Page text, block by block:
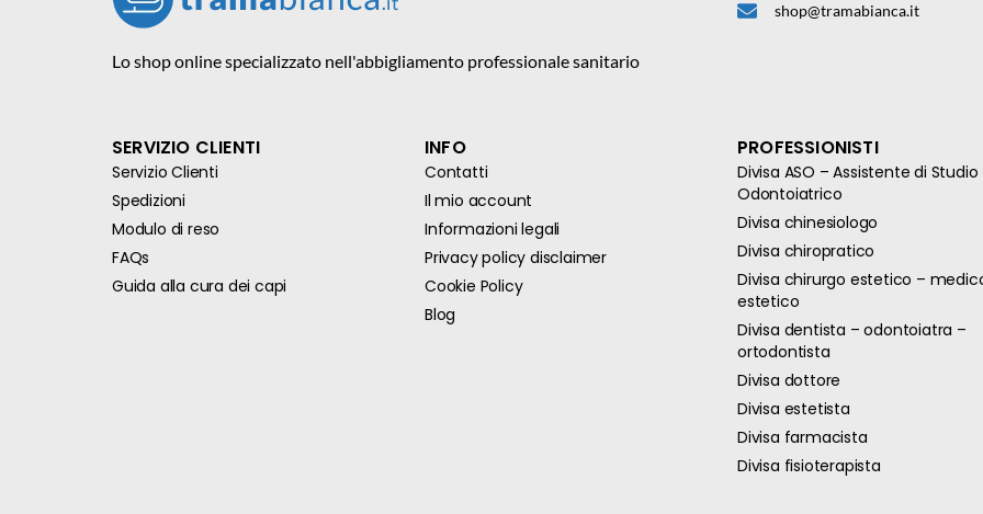
Lo shop online specializzato nell'abbigliamento professionale sanitario
shop@tramabianca.it
SERVIZIO CLIENTI
Servizio Clienti
Spedizioni
Modulo di reso
FAQs
Guida alla cura dei capi
INFO
Contatti
Il mio account
Informazioni legali
Privacy policy disclaimer
Cookie Policy
Blog
PROFESSIONISTI
Divisa ASO – Assistente di Studio
Odontoiatrico
Divisa chinesiologo
Divisa chiropratico
Divisa chirurgo estetico –
estetico
Divisa dentista – odontoiatra –
ortodontista
Divisa dottore
Divisa estetista
Divisa farmacista
Divisa fisioterapista